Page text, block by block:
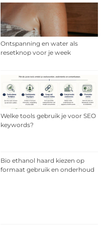
Ontspanning en water als
resetknop voor je week
Welke tools gebruik je voor SEO
keywords?
Bio ethanol haard kiezen op
formaat gebruik en onderhoud